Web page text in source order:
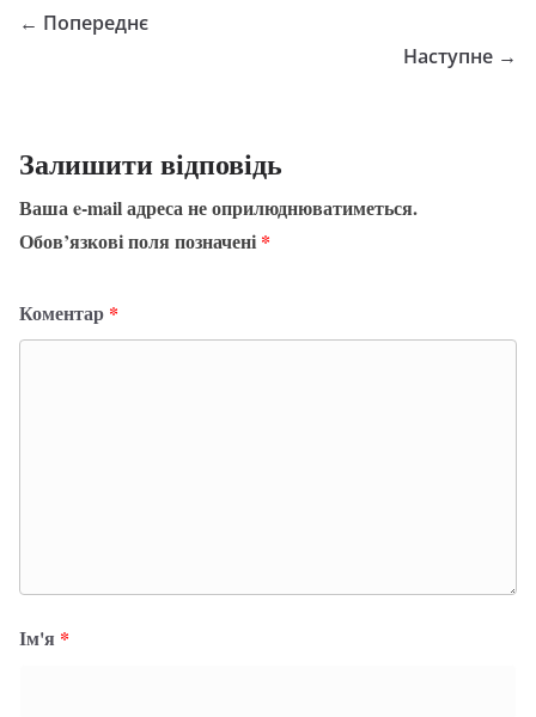
← Попереднє
Наступне →
Залишити відповідь
Ваша e-mail адреса не оприлюднюватиметься.
Обов’язкові поля позначені *
Коментар *
Ім'я *